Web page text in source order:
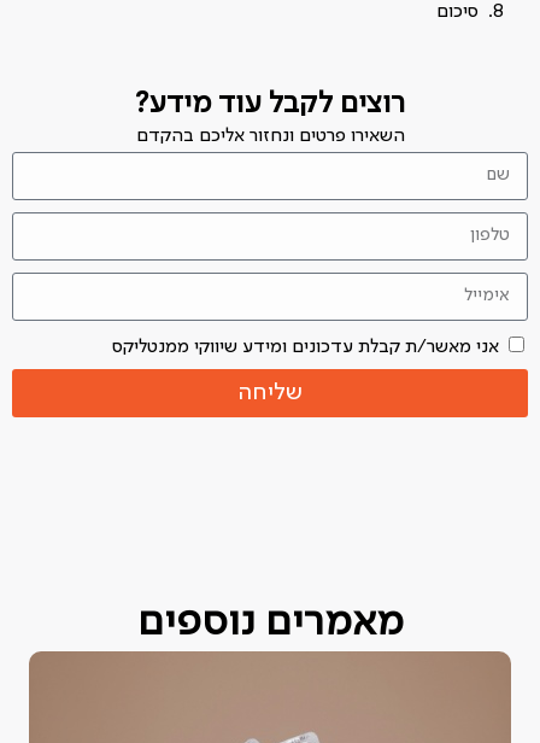
סיכום
רוצים לקבל עוד מידע?
השאירו פרטים ונחזור אליכם בהקדם
אני מאשר/ת קבלת עדכונים ומידע שיווקי ממנטליקס
שליחה
מאמרים נוספים